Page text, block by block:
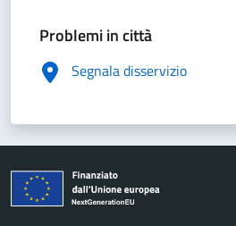
Problemi in città
Segnala disservizio